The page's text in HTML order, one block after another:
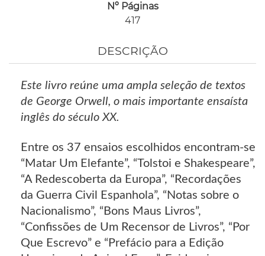
Nº Páginas
417
DESCRIÇÃO
Este livro reúne uma ampla seleção de textos
de George Orwell, o mais importante ensaísta
inglês do século XX.
Entre os 37 ensaios escolhidos encontram-se
“Matar Um Elefante”, “Tolstoi e Shakespeare”,
“A Redescoberta da Europa”, “Recordações
da Guerra Civil Espanhola”, “Notas sobre o
Nacionalismo”, “Bons Maus Livros”,
“Confissões de Um Recensor de Livros”, “Por
Que Escrevo” e “Prefácio para a Edição